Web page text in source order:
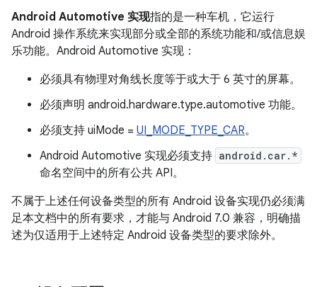
Android Automotive 实现指的是一种车机，它运行
Android 操作系统来实现部分或全部的系统功能和/或信息娱
乐功能。Android Automotive 实现：
必须具有物理对角线长度等于或大于 6 英寸的屏幕。
必须声明 android.hardware.type.automotive 功能。
必须支持 uiMode = UI_MODE_TYPE_CAR。
Android Automotive 实现必须支持 android.car.*
命名空间中的所有公共 API。
不属于上述任何设备类型的所有 Android 设备实现仍必须满
足本文档中的所有要求，才能与 Android 7.0 兼容，明确描
述为仅适用于上述特定 Android 设备类型的要求除外。